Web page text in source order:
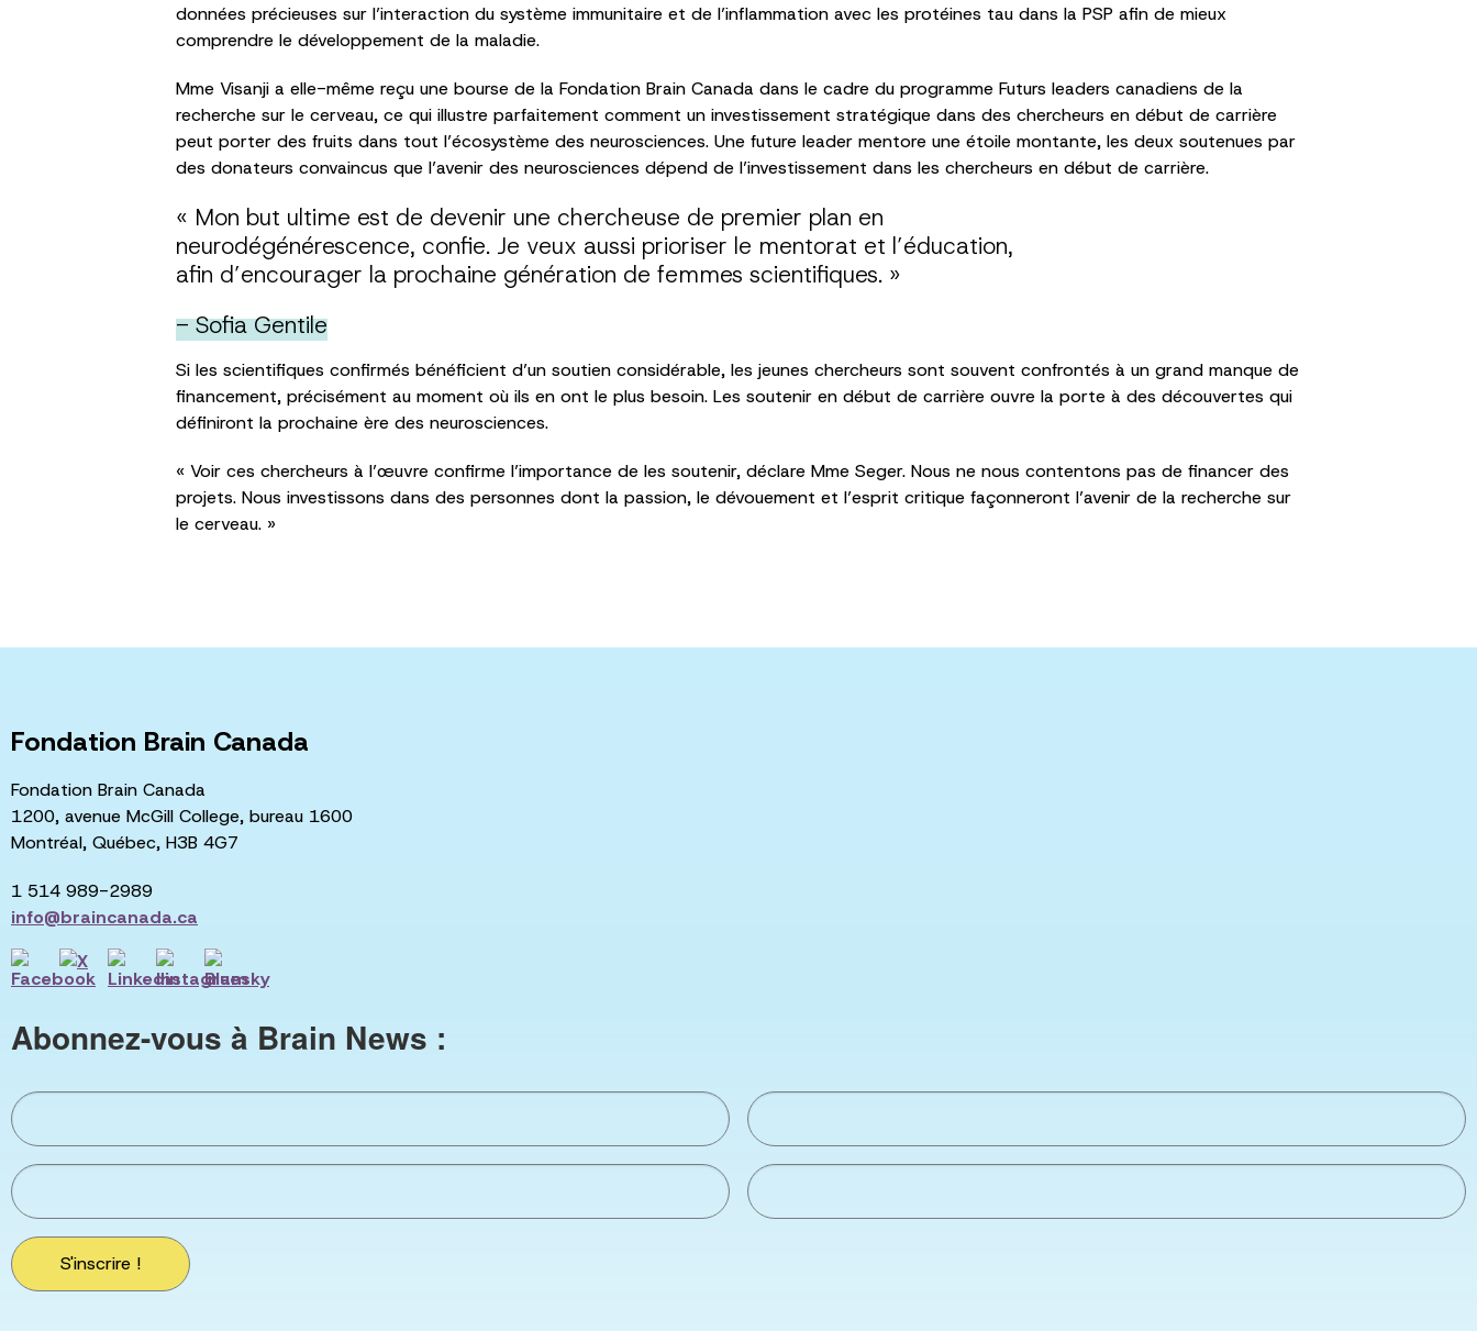
données précieuses sur l’interaction du système immunitaire et de l’inflammation avec les protéines tau dans la PSP afin de mieux
comprendre le développement de la maladie.
Mme Visanji a elle-même reçu une bourse de la Fondation Brain Canada dans le cadre du programme Futurs leaders canadiens de la
recherche sur le cerveau, ce qui illustre parfaitement comment un investissement stratégique dans des chercheurs en début de carrière
peut porter des fruits dans tout l’écosystème des neurosciences. Une future leader mentore une étoile montante, les deux soutenues par
des donateurs convaincus que l’avenir des neurosciences dépend de l’investissement dans les chercheurs en début de carrière.
« Mon but ultime est de devenir une chercheuse de premier plan en
neurodégénérescence, confie. Je veux aussi prioriser le mentorat et l’éducation,
afin d’encourager la prochaine génération de femmes scientifiques. »
- Sofia Gentile
Si les scientifiques confirmés bénéficient d’un soutien considérable, les jeunes chercheurs sont souvent confrontés à un grand manque de
financement, précisément au moment où ils en ont le plus besoin. Les soutenir en début de carrière ouvre la porte à des découvertes qui
définiront la prochaine ère des neurosciences.
« Voir ces chercheurs à l’œuvre confirme l’importance de les soutenir, déclare Mme Seger. Nous ne nous contentons pas de financer des
projets. Nous investissons dans des personnes dont la passion, le dévouement et l’esprit critique façonneront l’avenir de la recherche sur
le cerveau. »
Fondation Brain Canada
Fondation Brain Canada
1200, avenue McGill College, bureau 1600
Montréal, Québec, H3B 4G7
1 514 989-2989
info@braincanada.ca
Abonnez-vous à Brain News :
S'inscrire !